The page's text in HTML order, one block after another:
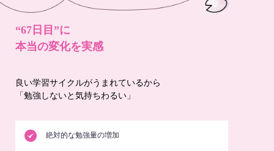
“67日目”に
本当の変化を実感
良い学習サイクルがうまれているから
「勉強しないと気持ちわるい」
絶対的な勉強量の増加